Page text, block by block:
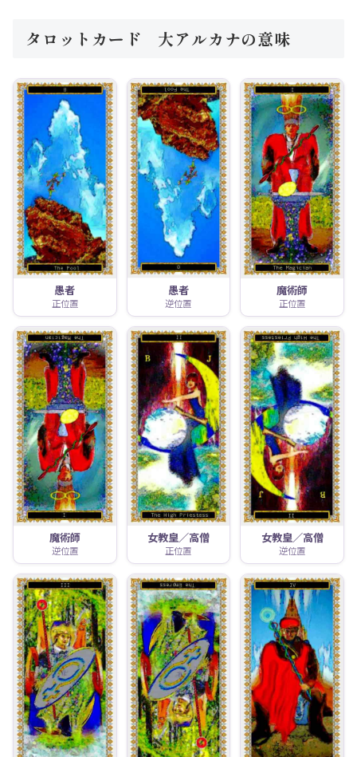
タロットカード 大アルカナの意味
愚者
正位置
愚者
逆位置
魔術師
正位置
魔術師
逆位置
女教皇／高僧
正位置
女教皇／高僧
逆位置